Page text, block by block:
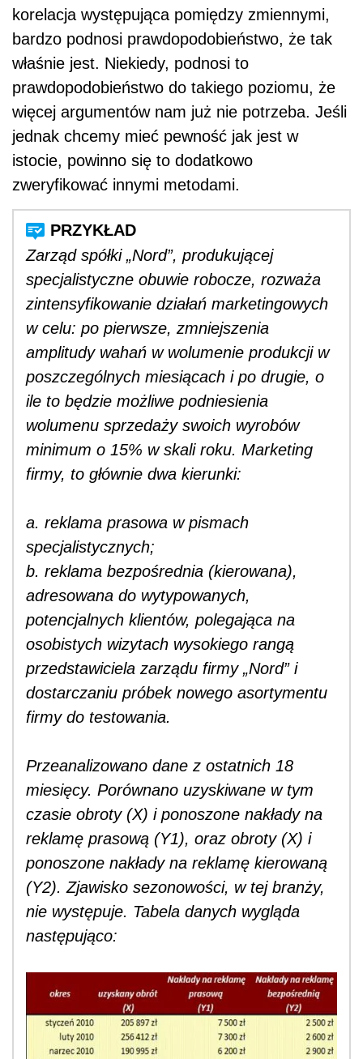
korelacja występująca pomiędzy zmiennymi,
bardzo podnosi prawdopodobieństwo, że tak
właśnie jest. Niekiedy, podnosi to
prawdopodobieństwo do takiego poziomu, że
więcej argumentów nam już nie potrzeba. Jeśli
jednak chcemy mieć pewność jak jest w
istocie, powinno się to dodatkowo
zweryfikować innymi metodami.
Zarząd spółki „Nord”, produkującej
specjalistyczne obuwie robocze, rozważa
zintensyfikowanie działań marketingowych
w celu: po pierwsze, zmniejszenia
amplitudy wahań w wolumenie produkcji w
poszczególnych miesiącach i po drugie, o
ile to będzie możliwe podniesienia
wolumenu sprzedaży swoich wyrobów
minimum o 15% w skali roku. Marketing
firmy, to głównie dwa kierunki:
a. reklama prasowa w pismach
specjalistycznych;
b. reklama bezpośrednia (kierowana),
adresowana do wytypowanych,
potencjalnych klientów, polegająca na
osobistych wizytach wysokiego rangą
przedstawiciela zarządu firmy „Nord” i
dostarczaniu próbek nowego asortymentu
firmy do testowania.
Przeanalizowano dane z ostatnich 18
miesięcy. Porównano uzyskiwane w tym
czasie obroty (X) i ponoszone nakłady na
reklamę prasową (Y1), oraz obroty (X) i
ponoszone nakłady na reklamę kierowaną
(Y2). Zjawisko sezonowości, w tej branży,
nie występuje. Tabela danych wygląda
następująco: